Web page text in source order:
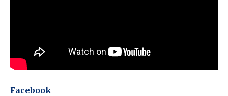
Facebook